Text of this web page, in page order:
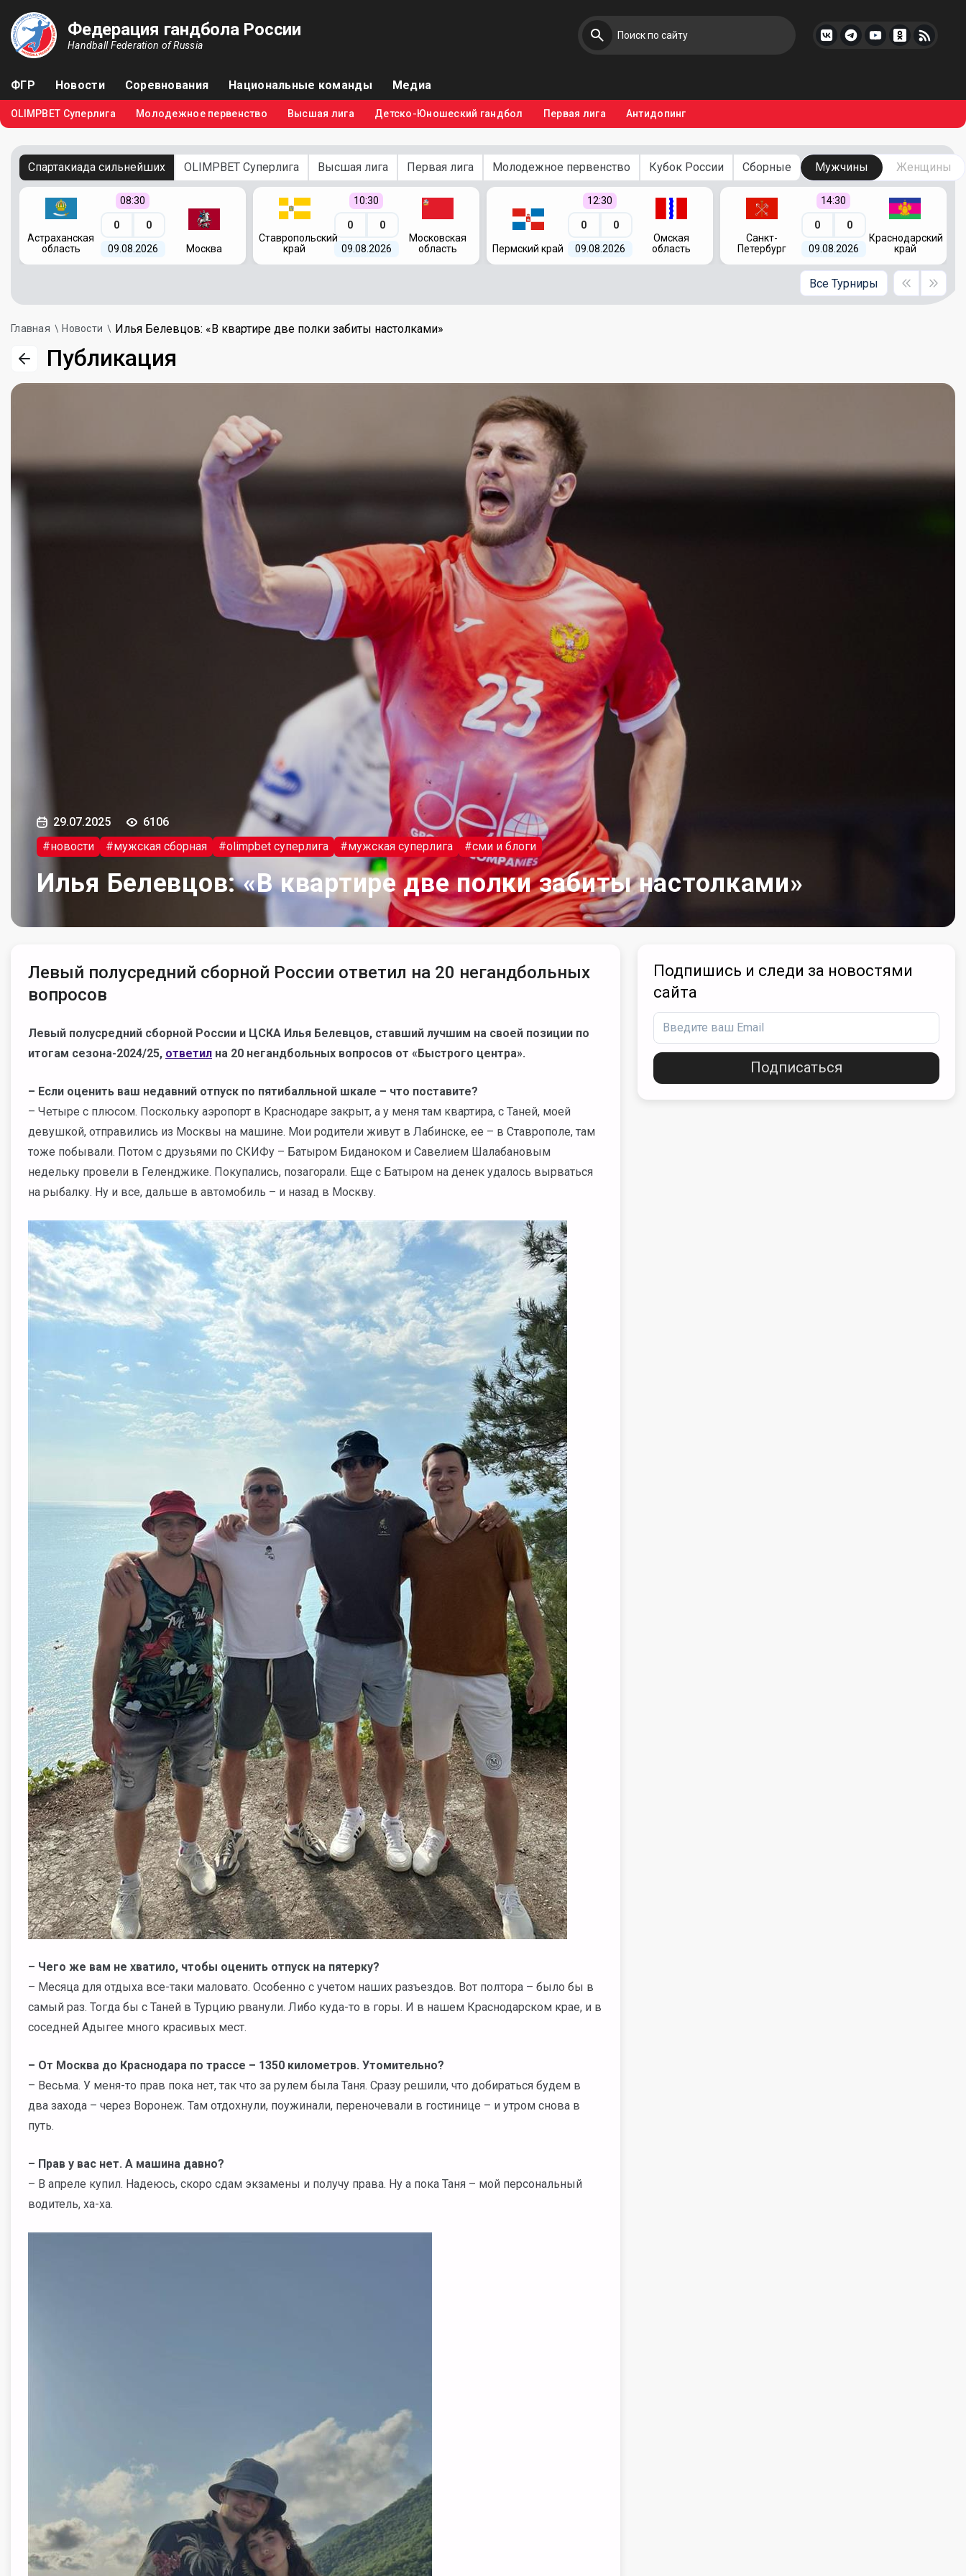
Федерация гандбола России
Handball Federation of Russia
ФГР Новости Соревнования Национальные команды Медиа
OLIMPBET Суперлига Молодежное первенство Высшая лига Детско-Юношеский гандбол Первая лига Антидопинг
Спартакиада сильнейших OLIMPBET Суперлига Высшая лига Первая лига Молодежное первенство Кубок России Сборные Мужчины Женщины
Астраханская
область
08:30
0 0
09.08.2026 Москва
Ставропольский
край
10:30
0 0
09.08.2026
Московская
область
Пермский край
12:30
0 0
09.08.2026
Омская
область
Санкт-
Петербург
14:30
0 0
09.08.2026
Краснодарский
край
Все Турниры
Главная Новости Илья Белевцов: «В квартире две полки забиты настолками»
Публикация
29.07.2025
6106
#новости
#мужская сборная #olimpbet суперлига #мужская суперлига #сми и блоги
Илья Белевцов: «В квартире две полки забиты настолками»
Левый полусредний сборной России ответил на 20 негандбольных
вопросов
Левый полусредний сборной России и ЦСКА Илья Белевцов, ставший лучшим на своей позиции по
итогам сезона-2024/25, ответил на 20 негандбольных вопросов от «Быстрого центра».
– Если оценить ваш недавний отпуск по пятибалльной шкале – что поставите?
– Четыре с плюсом. Поскольку аэропорт в Краснодаре закрыт, а у меня там квартира, с Таней, моей
девушкой, отправились из Москвы на машине. Мои родители живут в Лабинске, ее – в Ставрополе, там
тоже побывали. Потом с друзьями по СКИФу – Батыром Биданоком и Савелием Шалабановым
недельку провели в Геленджике. Покупались, позагорали. Еще с Батыром на денек удалось вырваться
на рыбалку. Ну и все, дальше в автомобиль – и назад в Москву.
– Чего же вам не хватило, чтобы оценить отпуск на пятерку?
– Месяца для отдыха все-таки маловато. Особенно с учетом наших разъездов. Вот полтора – было бы в
самый раз. Тогда бы с Таней в Турцию рванули. Либо куда-то в горы. И в нашем Краснодарском крае, и в
соседней Адыгее много красивых мест.
– От Москва до Краснодара по трассе – 1350 километров. Утомительно?
– Весьма. У меня-то прав пока нет, так что за рулем была Таня. Сразу решили, что добираться будем в
два захода – через Воронеж. Там отдохнули, поужинали, переночевали в гостинице – и утром снова в
путь.
– Прав у вас нет. А машина давно?
– В апреле купил. Надеюсь, скоро сдам экзамены и получу права. Ну а пока Таня – мой персональный
водитель, ха-ха.
Подпишись и следи за новостями
сайта
Подписаться